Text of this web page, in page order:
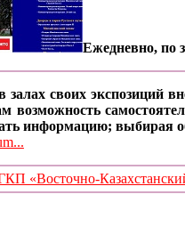
Ежедневно, по
своих экспозиций
возможность
информацию; выбирая
Казахстанский